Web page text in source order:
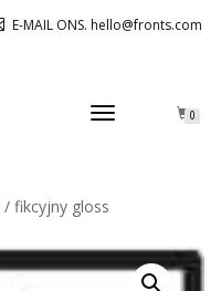
E-MAIL ONS. hello@fronts.com
TOGGLE
0
/ fikcyjny gloss